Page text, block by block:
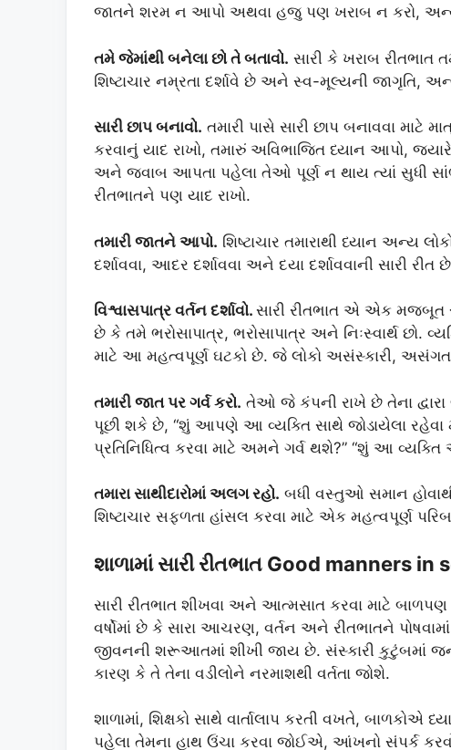
જાતને શરમ ન આપો અથવા હજુ પણ ખરાબ ન કરો,
તમે જેમાંથી બનેલા છો તે બતાવો. સારી કે ખરાબ રીતભાત
શિષ્ટાચાર નમ્રતા દર્શાવે છે અને સ્વ-મૂલ્યની જાગૃતિ,
સારી છાપ બનાવો. તમારી પાસે સારી છાપ બનાવવા માટે
કરવાનું યાદ રાખો, તમારું અવિભાજિત ધ્યાન આપો,
અને જવાબ આપતા પહેલા તેઓ પૂર્ણ ન થાય ત્યાં સુધી
રીતભાતને પણ યાદ રાખો.
તમારી જાતને આપો. શિષ્ટાચાર તમારાથી ધ્યાન અન્ય
દર્શાવવા, આદર દર્શાવવા અને દયા દર્શાવવાની સારી રીત
વિશ્વાસપાત્ર વર્તન દર્શાવો. સારી રીતભાત એ એક મજબૂત
છે કે તમે ભરોસાપાત્ર, ભરોસાપાત્ર અને નિઃસ્વાર્થ છો.
માટે આ મહત્વપૂર્ણ ઘટકો છે. જે લોકો અસંસ્કારી,
તમારી જાત પર ગર્વ કરો. તેઓ જે કંપની રાખે છે તેના
પૂછી શકે છે, “શું આપણે આ વ્યક્તિ સાથે જોડાયેલા રહેવા
પ્રતિનિધિત્વ કરવા માટે અમને ગર્વ થશે?” “શું આ વ્યક્તિ
તમારા સાથીદારોમાં અલગ રહો. બધી વસ્તુઓ સમાન
શિષ્ટાચાર સફળતા હાંસલ કરવા માટે એક મહત્વપૂર્ણ
શાળામાં સારી રીતભાત Good manners in
સારી રીતભાત શીખવા અને આત્મસાત કરવા માટે
વર્ષોમાં છે કે સારા આચરણ, વર્તન અને રીતભાતને
જીવનની શરૂઆતમાં શીખી જાય છે. સંસ્કારી
કારણ કે તે તેના વડીલોને નરમાશથી વર્તતા જોશે.
શાળામાં, શિક્ષકો સાથે વાર્તાલાપ કરતી વખતે, બાળકોએ
પહેલા તેમના હાથ ઉંચા કરવા જોઈએ, આંખનો સંપર્ક